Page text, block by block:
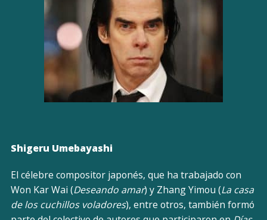
Shigeru Umebayashi
El célebre compositor japonés, que ha trabajado con
Won Kar Wai (Deseando amar) y Zhang Yimou (La casa
de los cuchillos voladores), entre otros, también formó